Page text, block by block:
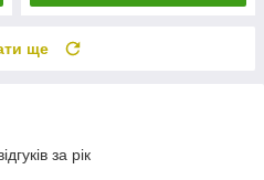
ще
за рік